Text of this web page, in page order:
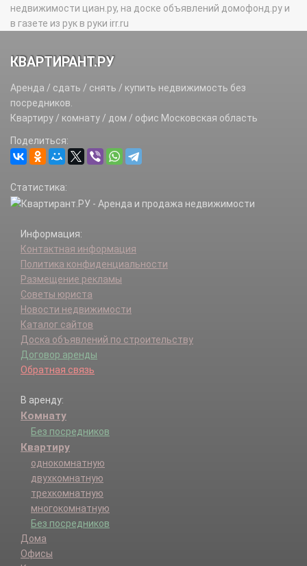
недвижимости циан.ру, на доске объявлений домофонд.ру и
в газете из рук в руки irr.ru
КВАРТИРАНТ.РУ
Аренда / сдать / снять / купить недвижимость без
посредников.
Квартиру / комнату / дом / офис Московская область
Поделиться:
Статистика:
Информация:
Контактная информация
Политика конфиденциальности
Размещение рекламы
Советы юриста
Новости недвижимости
Каталог сайтов
Доска объявлений по строительству
Договор аренды
Обратная связь
В аренду:
Комнату
Без посредников
Квартиру
однокомнатную
двухкомнатную
трехкомнатную
многокомнатную
Без посредников
Дома
Офисы